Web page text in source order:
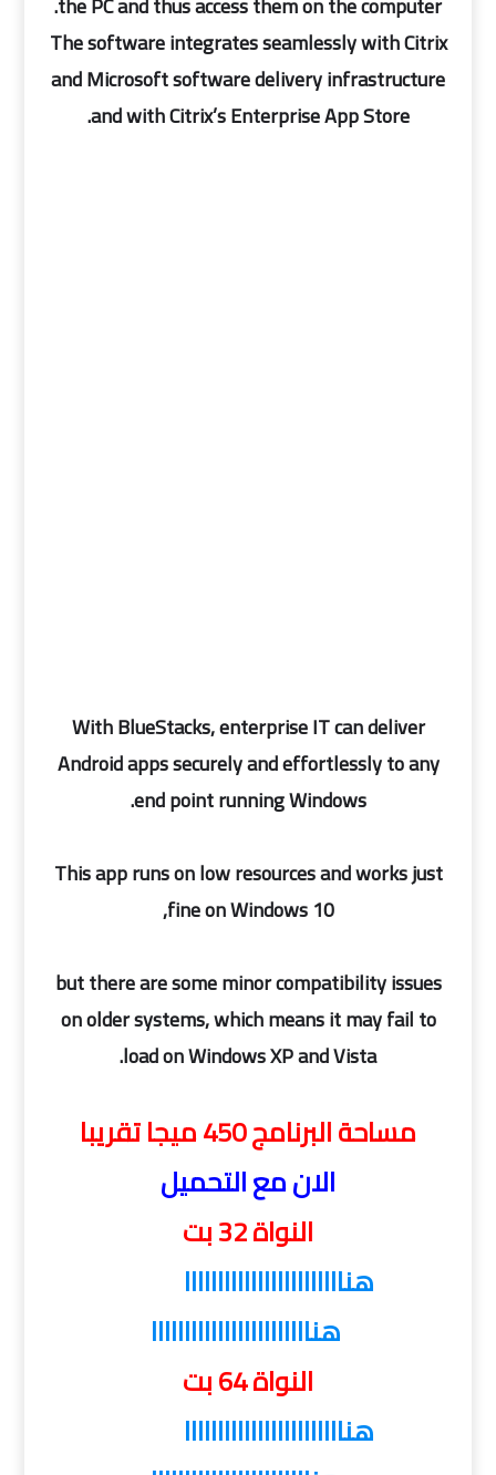
The software integrates seamlessly with Citrix
and Microsoft software delivery infrastructure
and with Citrix’s Enterprise App Store.
With BlueStacks, enterprise IT can deliver
Android apps securely and effortlessly to any
end point running Windows.
This app runs on low resources and works just
fine on Windows 10,
but there are some minor compatibility issues
on older systems, which means it may fail to
load on Windows XP and Vista.
مساحة البرنامج 450 ميجا تقريبا
الان مع التحميل
النواة 32 بت
هناااااااااااااااااااااااا
هناااااااااااااااااااااااا
النواة 64 بت
هناااااااااااااااااااااااا